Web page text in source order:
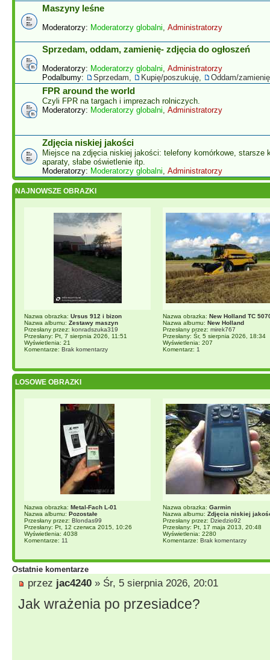
Maszyny leśne
Moderatorzy: Moderatorzy globalni Administratorzy
Sprzedam, oddam, zamienię- zdjęcia do ogłoszeń
Moderatorzy: Moderatorzy globalni, Administratorzy
Podalbumy:
Sprzedam, Kupię/poszukuję, Oddam/zamienię
FPR around the world
Czyli FPR na targach i imprezach rolniczych.
Moderatorzy: Moderatorzy globalni, Administratorzy
Zdjęcia niskiej jakości
Miejsce na zdjęcia niskiej jakości: telefony komórkowe, starsze
aparaty, słabe oświetlenie itp.
Moderatorzy: Moderatorzy globalni, Administratorzy
NAJNOWSZE OBRAZKI
Nazwa obrazka: Ursus 912 i bizon
Nazwa albumu: Zestawy maszyn
Przesłany przez: konradszuka319
Przesłany: Pt, 7 sierpnia 2026, 11:51
Wyświetlenia: 21
Komentarze: Brak komentarzy
Nazwa obrazka: New Holland TC
Nazwa albumu: New Holland
Przesłany przez: mirek767
Przesłany: Śr, 5 sierpnia 2026, 18:34
Wyświetlenia: 207
Komentarz: 1
LOSOWE OBRAZKI
Nazwa obrazka: Metal-Fach L-01
Nazwa albumu: Pozostałe
Przesłany przez: Blondas99
Przesłany: Pt, 12 czerwca 2015, 10:26
Wyświetlenia: 4038
Komentarze: 11
Nazwa obrazka: Garmin
Nazwa albumu: Zdjęcia niskiej
Przesłany przez: Dziedzio92
Przesłany: Pt, 17 maja 2013, 20:48
Wyświetlenia: 2280
Komentarze: Brak komentarzy
Ostatnie komentarze
przez jac4240 » Śr, 5 sierpnia 2026, 20:01
Jak wrażenia po przesiadce?